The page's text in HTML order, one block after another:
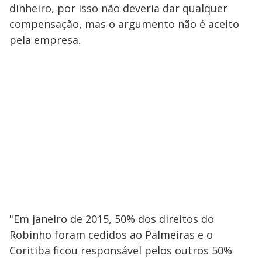
dinheiro, por isso não deveria dar qualquer
compensação, mas o argumento não é aceito
pela empresa.
"Em janeiro de 2015, 50% dos direitos do
Robinho foram cedidos ao Palmeiras e o
Coritiba ficou responsável pelos outros 50%